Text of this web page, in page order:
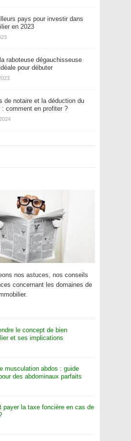
pays pour investir dans
en 2023
raboteuse dégauchisseuse
pour débuter
de notaire et la déduction du
: comment en profiter ?
nos astuces, nos conseils
concernant les domaines de
le concept de bien
et ses implications
musculation abdos : guide
des abdominaux parfaits
payer la taxe foncière en cas de